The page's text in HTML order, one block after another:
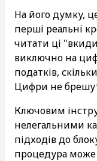
На його думку,
перші реальні
читати ці
виключно на
податків,
Цифри не
Ключовим
нелегальними
підходів до
процедура може